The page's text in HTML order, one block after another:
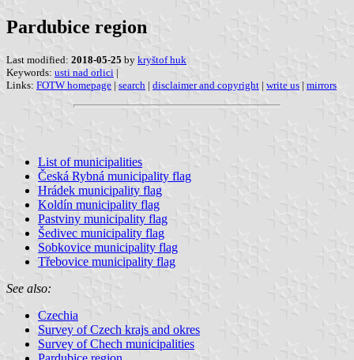
Pardubice region
Last modified: 2018-05-25 by kryštof huk
Keywords: usti nad orlici |
Links: FOTW homepage | search | disclaimer and copyright | write us | mirrors
List of municipalities
Česká Rybná municipality flag
Hrádek municipality flag
Koldín municipality flag
Pastviny municipality flag
Šedivec municipality flag
Sobkovice municipality flag
Třebovice municipality flag
See also:
Czechia
Survey of Czech krajs and okres
Survey of Chech municipalities